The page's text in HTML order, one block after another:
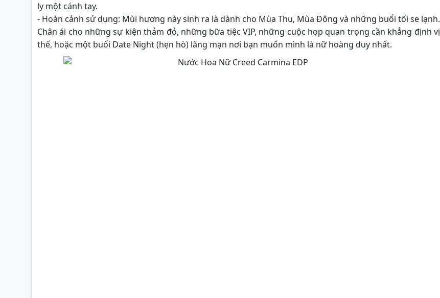
ly một cánh tay.
- Hoàn cảnh sử dụng: Mùi hương này sinh ra là dành cho Mùa Thu, Mùa Đông và những buổi tối se lạnh.
Chân ái cho những sự kiện thảm đỏ, những bữa tiệc VIP, những cuộc họp quan trọng cần khẳng định vị
thế, hoặc một buổi Date Night (hẹn hò) lãng mạn nơi bạn muốn mình là nữ hoàng duy nhất.